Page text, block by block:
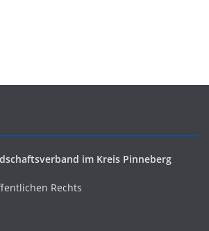
im Kreis Pinneberg
Rechts